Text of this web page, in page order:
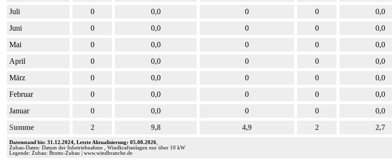
Juli
0 0,0 0 0 0,0
Juni
0 0,0 0 0 0,0
Mai
0 0,0 0 0 0,0
April
0 0,0 0 0 0,0
März
0 0,0 0 0 0,0
Februar
0 0,0 0 0 0,0
Januar
0 0,0 0 0 0,0
Summe
2 9,8 4,9 2 2,7
Datenstand bis: 31.12.2024, Letzte Aktualisierung: 05.08.2026
Zubau-Daten: Datum der Inbetriebnahme , Windkraftanlagen nur über 10 kW
Legende: Zubau: Brutto-Zubau | www.windbranche.de